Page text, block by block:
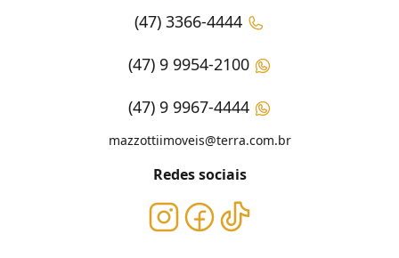
(47) 3366-4444
(47) 9 9954-2100
(47) 9 9967-4444
mazzottiimoveis@terra.com.br
Redes sociais